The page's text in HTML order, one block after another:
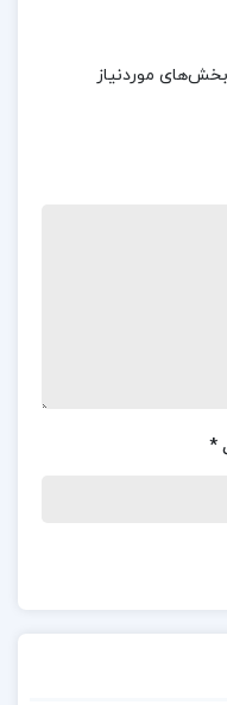
کمک می‌کند تا
و کاربردی برای
برای اختلال
اختلال شخصیت
بخش‌های موردنیاز
*